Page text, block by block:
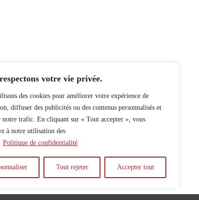
votre vie privée.
des cookies pour améliorer votre expérience de
diffuser des publicités ou des contenus personnalisés et
notre trafic. En cliquant sur « Tout accepter », vous
à notre utilisation des
Politique de confidentialité
Tout rejeter Accepter tout